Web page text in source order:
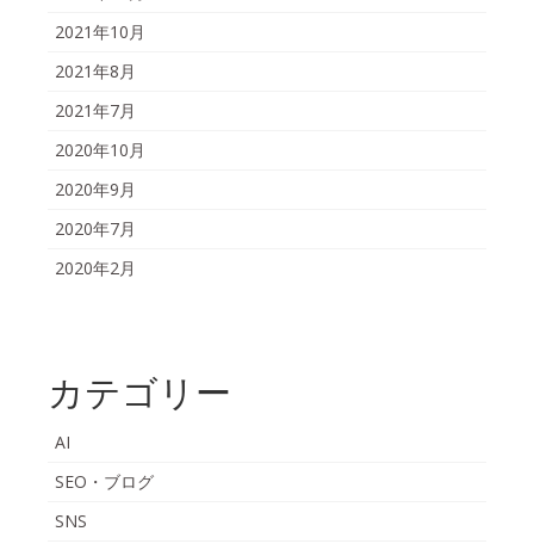
2021年10月
2021年8月
2021年7月
2020年10月
2020年9月
2020年7月
2020年2月
カテゴリー
AI
SEO・ブログ
SNS